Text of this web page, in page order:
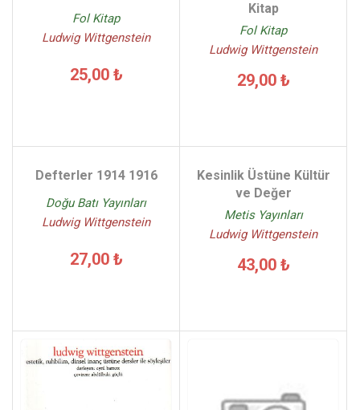
Fol Kitap
Ludwig Wittgenstein
25,00 ₺
Kitap
Fol Kitap
Ludwig Wittgenstein
29,00 ₺
Defterler 1914 1916
Doğu Batı Yayınları
Ludwig Wittgenstein
27,00 ₺
Kesinlik Üstüne Kültür
ve Değer
Metis Yayınları
Ludwig Wittgenstein
43,00 ₺